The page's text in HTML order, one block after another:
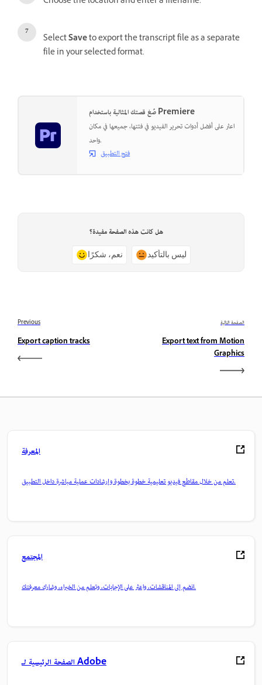
SelectSaveto export the transcript file as a separate
file in your selected format.
صُغ قصتك المثالية باستخدام Premiere
اعثر على أفضل أدوات تحرير الفيديو في فئتها، جميعها في مكان
واحد.
فتح التطبيق
هل كانت هذه الصفحة مفيدة؟
نعم، شكرًا ليس بالتأكيد
Previous
Export caption tracks
الصفحة التالية
Export text from Motion
Graphics
المعرفة
تعلم من خلال مقاطع فيديو تعليمية خطوة بخطوة وإرشادات عملية مباشرة داخل التطبيق.
المجتمع
انضم إلى المناقشات، واعثر على الإجابات، وتعلم من الخبراء، وشارك معرفتك.
الصفحة الرئيسية لـ Adobe